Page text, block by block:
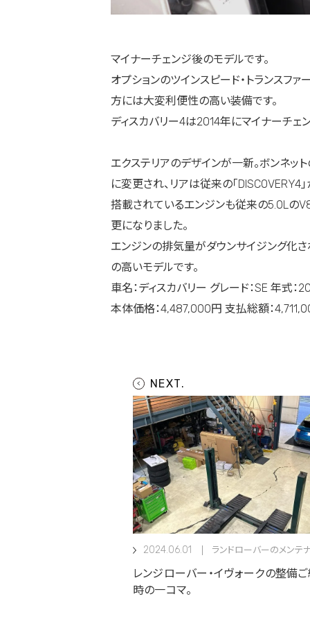
マイナーチェンジ後のモデルです。
オプションのツインスピード・トランスフ
方には大変利便性の高い装備です。
ディスカバリー4は2014年にマイナーチェ
エクステリアのデザインが一新。ボンネット
に変更され、リアは従来の「DISCOVERY4
搭載されているエンジンも従来の5.0Lの
更になりました。
エンジンの排気量がダウンサイジング化
の高いモデルです。
車名：ディスカバリー グレード：SE 年式
本体価格：4,487,000円 支払総額：
2024.06.01 ランドローバーのメンテ
レンジローバー・イヴォークの整備
時の一コマ。